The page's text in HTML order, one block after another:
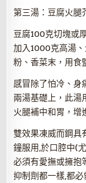
第三湯：豆腐火腿
豆腐100克切塊或
加入1000克高湯
粉、香菜末，用食
感冒除了怕冷、身
兩湯基礎上，此湯
火腿補中和胃，增
雙效果凍威而鋼具
鐘服用,於口腔中(
必須有愛撫或擁抱
抑制劑都一樣,都